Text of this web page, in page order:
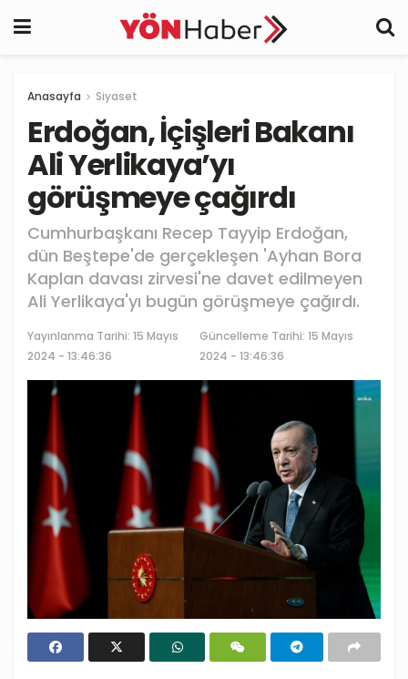
Anasayfa Siyaset
Erdoğan, İçişleri Bakanı
Ali Yerlikaya’yı
görüşmeye çağırdı
Cumhurbaşkanı Recep Tayyip Erdoğan,
dün Beştepe'de gerçekleşen 'Ayhan Bora
Kaplan davası zirvesi'ne davet edilmeyen
Ali Yerlikaya'yı bugün görüşmeye çağırdı.
Yayınlanma Tarihi: 15 Mayıs
2024 - 13:46:36
Güncelleme Tarihi: 15 Mayıs
2024 - 13:46:36